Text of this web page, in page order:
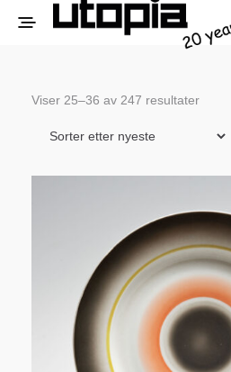
Viser 25–36 av 247 resultaterSortert
siste